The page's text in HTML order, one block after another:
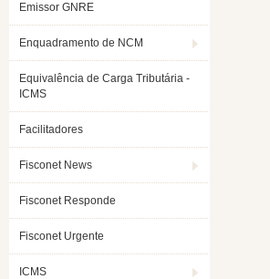
Emissor GNRE
Enquadramento de NCM
Equivalência de Carga Tributária -
ICMS
Facilitadores
Fisconet News
Fisconet Responde
Fisconet Urgente
ICMS